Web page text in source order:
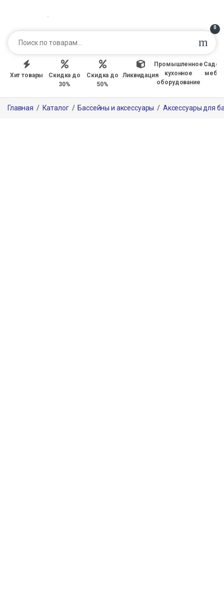
0
Хит товары
Скидка до
30%
Скидка до
50%
Ликвидация
Промышленное
кухонное
оборудование
Главная / Каталог / Бассейны и аксессуары / Аксессуары для